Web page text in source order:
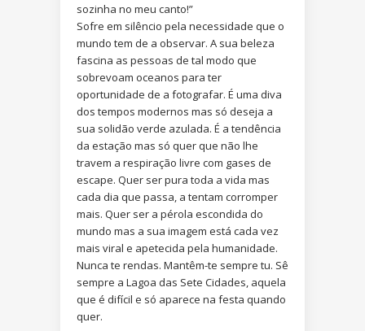
sozinha no meu canto!”
Sofre em silêncio pela necessidade que o
mundo tem de a observar. A sua beleza
fascina as pessoas de tal modo que
sobrevoam oceanos para ter
oportunidade de a fotografar. É uma diva
dos tempos modernos mas só deseja a
sua solidão verde azulada. É a tendência
da estação mas só quer que não lhe
travem a respiração livre com gases de
escape. Quer ser pura toda a vida mas
cada dia que passa, a tentam corromper
mais. Quer ser a pérola escondida do
mundo mas a sua imagem está cada vez
mais viral e apetecida pela humanidade.
Nunca te rendas. Mantêm-te sempre tu. Sê
sempre a Lagoa das Sete Cidades, aquela
que é difícil e só aparece na festa quando
quer.